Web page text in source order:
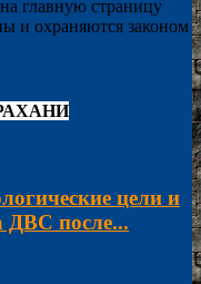
главную страницу
и охраняются законом
цели и
ДВС после...